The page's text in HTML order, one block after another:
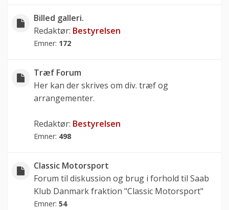
Billed galleri.
Redaktør: Bestyrelsen
Emner: 172
Træf Forum
Her kan der skrives om div. træf og
arrangementer.
Redaktør: Bestyrelsen
Emner: 498
Classic Motorsport
Forum til diskussion og brug i forhold til Saab
Klub Danmark fraktion "Classic Motorsport"
Emner: 54